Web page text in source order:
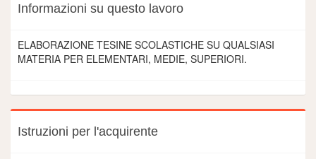
Informazioni su questo lavoro
ELABORAZIONE TESINE SCOLASTICHE SU QUALSIASI
MATERIA PER ELEMENTARI, MEDIE, SUPERIORI.
Istruzioni per l'acquirente